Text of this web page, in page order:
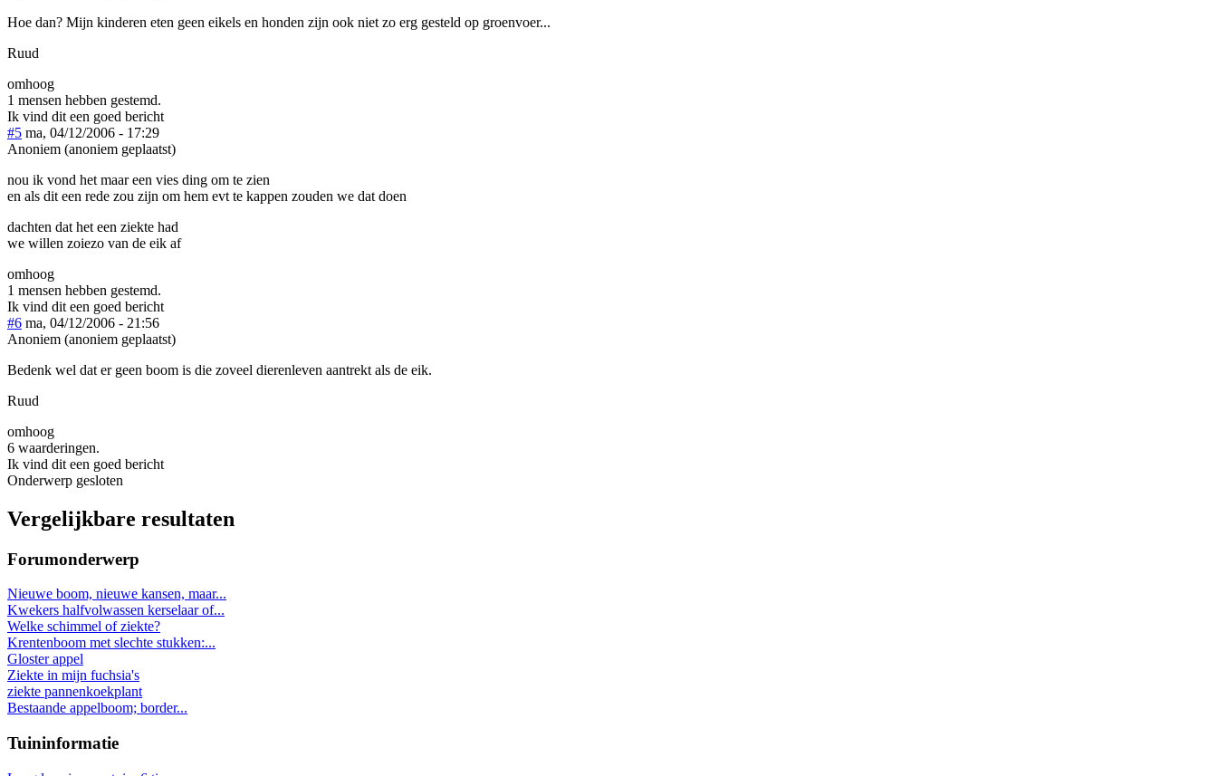
Hoe dan? Mijn kinderen eten geen eikels en honden zijn ook niet zo erg gesteld op groenvoer...
Ruud
omhoog
1 mensen hebben gestemd.
Ik vind dit een goed bericht
#5 ma, 04/12/2006 - 17:29
Anoniem (anoniem geplaatst)
nou ik vond het maar een vies ding om te zien
en als dit een rede zou zijn om hem evt te kappen zouden we dat doen
dachten dat het een ziekte had
we willen zoiezo van de eik af
omhoog
1 mensen hebben gestemd.
Ik vind dit een goed bericht
#6 ma, 04/12/2006 - 21:56
Anoniem (anoniem geplaatst)
Bedenk wel dat er geen boom is die zoveel dierenleven aantrekt als de eik.
Ruud
omhoog
6 waarderingen.
Ik vind dit een goed bericht
Onderwerp gesloten
Vergelijkbare resultaten
Forumonderwerp
Nieuwe boom, nieuwe kansen, maar...
Kwekers halfvolwassen kerselaar of...
Welke schimmel of ziekte?
Krentenboom met slechte stukken:...
Gloster appel
Ziekte in mijn fuchsia's
ziekte pannenkoekplant
Bestaande appelboom; border...
Tuininformatie